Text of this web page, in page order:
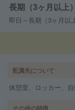
長期（3ヶ月以上）
即日～長期（3ヶ月以
配属先について
休憩室、ロッカー、
その他の特徴